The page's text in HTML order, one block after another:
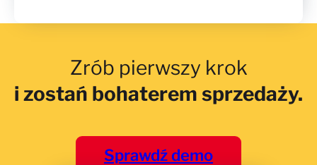
Zrób pierwszy krok
i zostań bohaterem sprzedaży.
Sprawdź demo